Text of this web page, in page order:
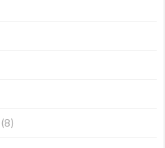
(8)